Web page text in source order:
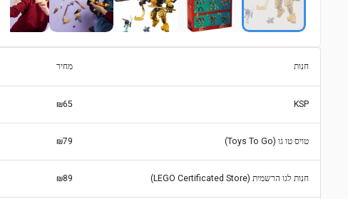
חנות מחיר
KSP
₪65
טויס טו גו (Toys To Go) ₪79
חנות לגו הרשמית (LEGO Certificated Store) ₪89